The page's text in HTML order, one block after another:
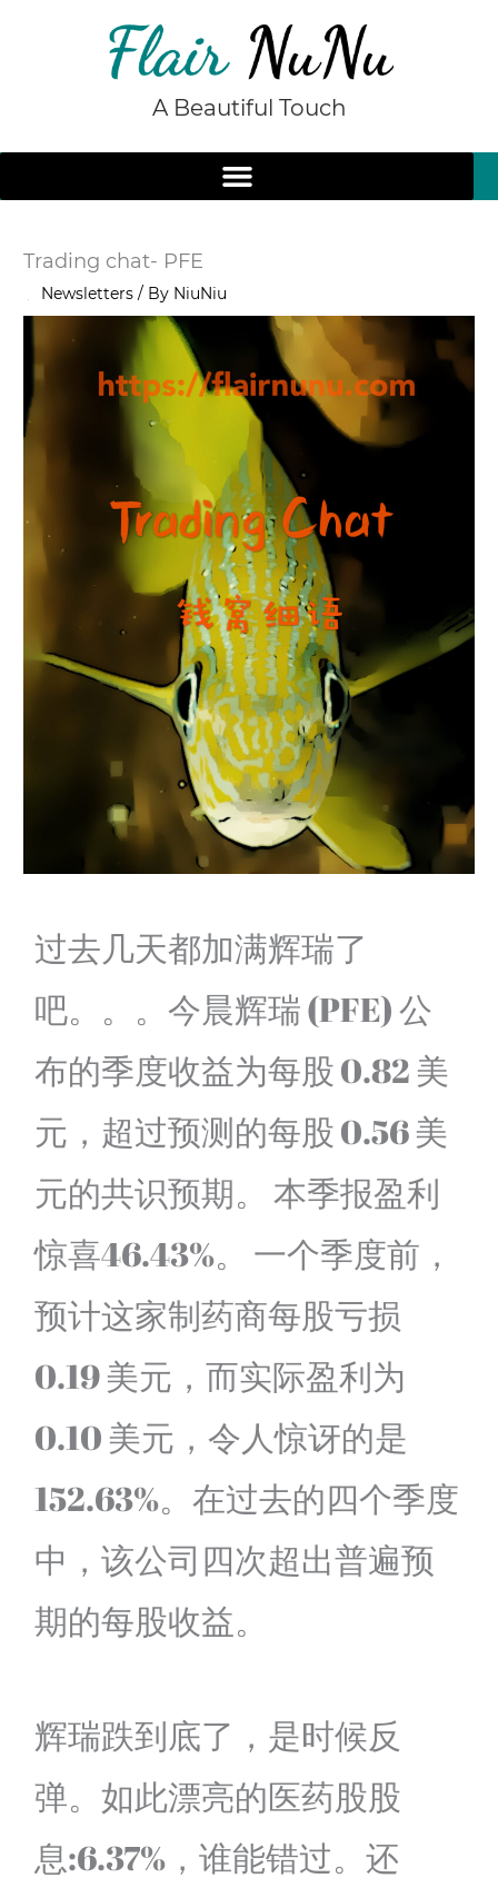
A Beautiful Touch
Trading chat- PFE
Newsletters / By NiuNiu
过去几天都加满辉瑞了
吧。。。今晨辉瑞 (PFE) 公
布的季度收益为每股 0.82 美
元，超过预测的每股 0.56 美
元的共识预期。 本季报盈利
惊喜46.43%。 一个季度前，
预计这家制药商每股亏损
0.19 美元，而实际盈利为
0.10 美元，令人惊讶的是
152.63%。在过去的四个季度
中，该公司四次超出普遍预
期的每股收益。
辉瑞跌到底了，是时候反
弹。如此漂亮的医药股股
息:6.37%，谁能错过。还